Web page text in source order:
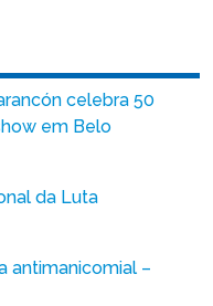
celebra 50
em Belo
da Luta
antimanicomial –